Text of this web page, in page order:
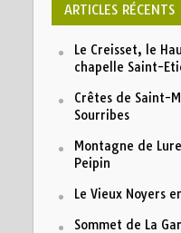
ARTICLES RÉCENTS
Le Creisset, le
chapelle Saint-
Crêtes de Saint-
Sourribes
Montagne de
Peipin
Le Vieux Noyers
Sommet de La